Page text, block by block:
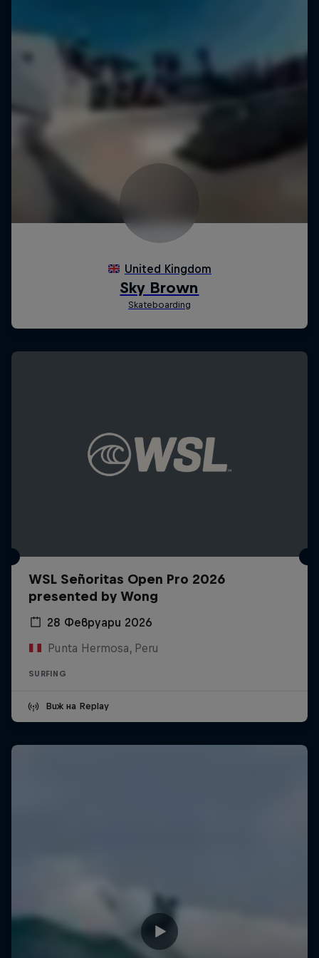
WSL Señoritas Open Pro 2026
presented by Wong
28 Февруари 2026
Punta Hermosa, Peru
SURFING
Виж на Replay